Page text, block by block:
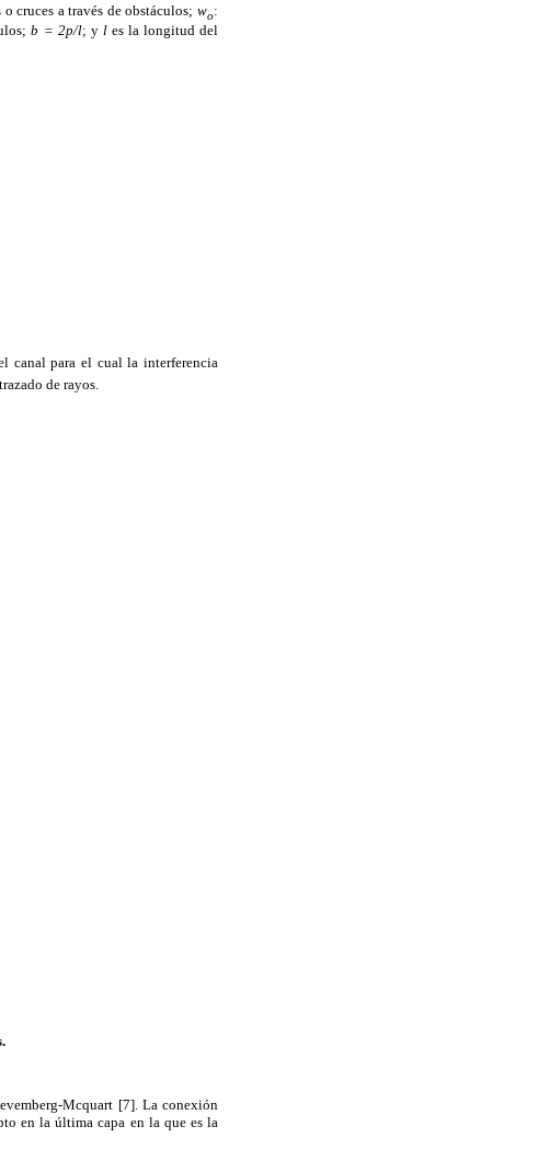
cruces a través de obstáculos;wo:
b = 2p/l; y les la longitud del
canal para el cual la interferencia
de rayos.
Mcquart [7]. La conexión
en la última capa en la que es la